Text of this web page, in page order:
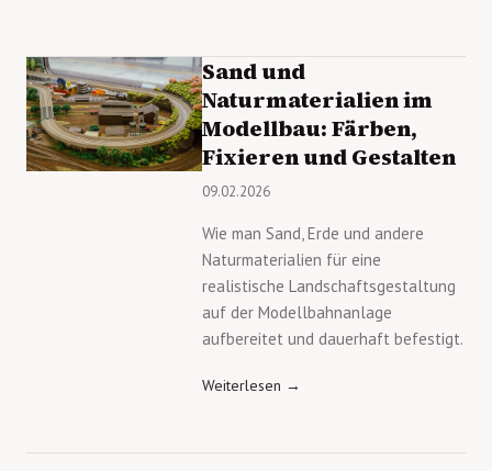
Sand und
Naturmaterialien im
Modellbau: Färben,
Fixieren und Gestalten
09.02.2026
Wie man Sand, Erde und andere
Naturmaterialien für eine
realistische Landschaftsgestaltung
auf der Modellbahnanlage
aufbereitet und dauerhaft befestigt.
Weiterlesen →